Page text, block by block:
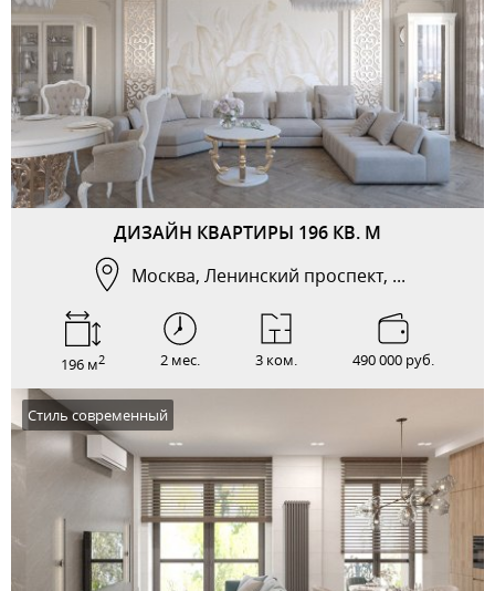
ДИЗАЙН КВАРТИРЫ 196 КВ. М
Москва, Ленинский проспект, ...
196 м2 2 мес. 3 ком. 490 000 руб.
Стиль современный